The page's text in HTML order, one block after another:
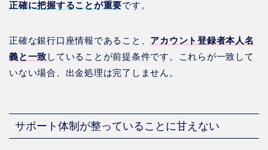
正確に把握することが重要です。
正確な銀行口座情報であること、 アカウント登録者本人名
義と一致 していることが前提条件です。これらが一致して
いない場合、出金処理は完了しません。
サポート体制が整っていることに甘えない